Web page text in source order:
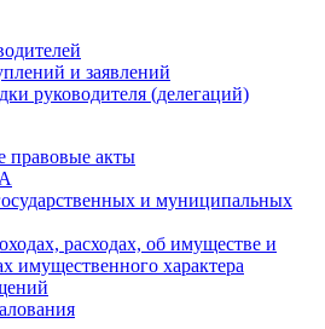
и заявлений
руководителя (делегаций)
правовые акты
и муниципальных
расходах, об имуществе и
имущественного характера